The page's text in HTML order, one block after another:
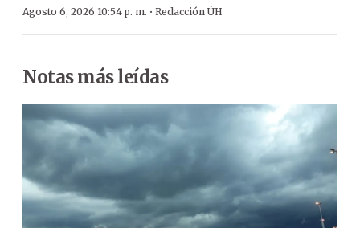
Agosto 6, 2026 10:54 p. m. · Redacción ÚH
Notas más leídas